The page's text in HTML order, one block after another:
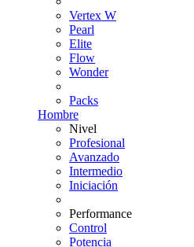
Vertex W
Pearl
Elite
Flow
Wonder
Packs
Hombre
Nivel
Profesional
Avanzado
Intermedio
Iniciación
Performance
Control
Potencia